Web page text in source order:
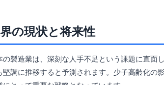
の現状と将来性
の製造業は、深刻な人手不足という課題に直面
堅調に推移すると予測されます。少子高齢化の